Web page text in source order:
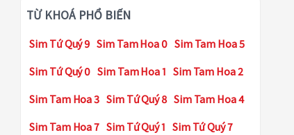
TỪ KHOÁ PHỔ BIẾN
Sim Tứ Quý 9 Sim Tam Hoa 0 Sim Tam Hoa 5
Sim Tứ Quý 0 Sim Tam Hoa 1 Sim Tam Hoa 2
Sim Tam Hoa 3 Sim Tứ Quý 8 Sim Tam Hoa 4
Sim Tam Hoa 7 Sim Tứ Quý 1 Sim Tứ Quý 7